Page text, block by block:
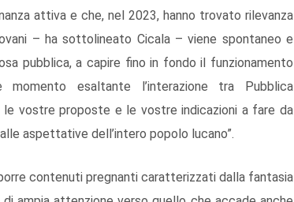
attiva e che, nel 2023, hanno trovato rilevanza
– ha sottolineato Cicala – viene spontaneo e
pubblica, a capire fino in fondo il funzionamento
momento esaltante l’interazione tra Pubblica
le vostre proposte e le vostre indicazioni a fare da
aspettative dell’intero popolo lucano”.
contenuti pregnanti caratterizzati dalla fantasia